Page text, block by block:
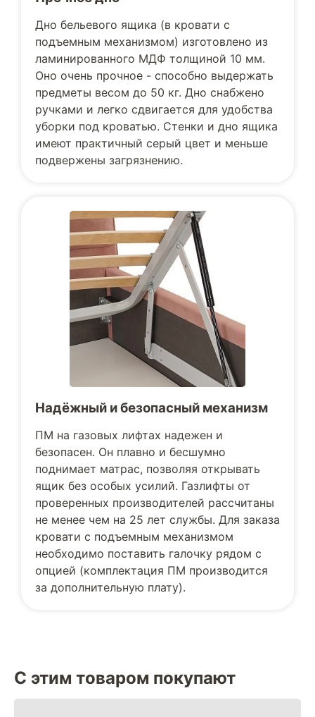
Дно бельевого ящика (в кровати с
подъемным механизмом) изготовлено из
ламинированного МДФ толщиной 10 мм.
Оно очень прочное - способно выдержать
предметы весом до 50 кг. Дно снабжено
ручками и легко сдвигается для удобства
уборки под кроватью. Стенки и дно ящика
имеют практичный серый цвет и меньше
подвержены загрязнению.
Надёжный и безопасный механизм
ПМ на газовых лифтах надежен и
безопасен. Он плавно и бесшумно
поднимает матрас, позволяя открывать
ящик без особых усилий. Газлифты от
проверенных производителей рассчитаны
не менее чем на 25 лет службы. Для заказа
кровати с подъемным механизмом
необходимо поставить галочку рядом с
опцией (комплектация ПМ производится
за дополнительную плату).
С этим товаром покупают